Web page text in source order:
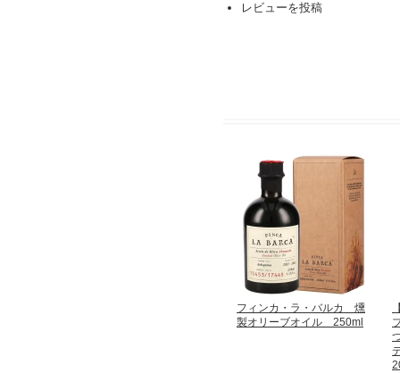
レビューを投稿
フィンカ・ラ・バルカ 燻
製オリーブオイル 250ml